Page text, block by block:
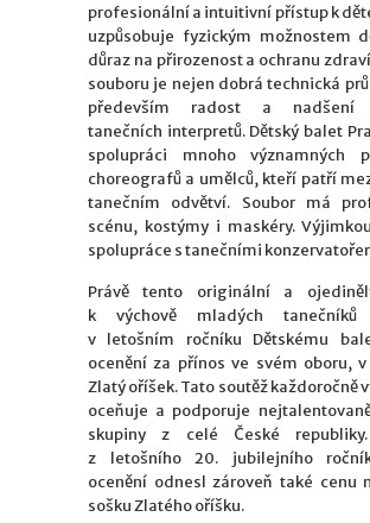
profesionální a intuitivní přístup k
uzpůsobuje fyzickým možnostem
důraz na přirozenost a ochranu
souboru je nejen dobrá technická
především radost a nadšení
tanečních interpretů. Dětský balet
spolupráci mnoho významných
choreografů a umělců, kteří patří
tanečním odvětví. Soubor má
scénu, kostýmy i maskéry.
spolupráce s tanečními
Právě tento originální a
k výchově mladých tanečníků
v letošním ročníku Dětskému
ocenění za přínos ve svém oboru,
Zlatý oříšek. Tato soutěž každoročně
oceňuje a podporuje
skupiny z celé České
z letošního 20. jubilejního
ocenění odnesl zároveň také cenu
sošku Zlatého oříšku.